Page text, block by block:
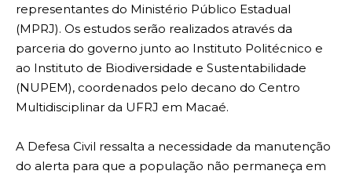
representantes do Ministério Público Estadual
(MPRJ). Os estudos serão realizados através da
parceria do governo junto ao Instituto Politécnico e
ao Instituto de Biodiversidade e Sustentabilidade
(NUPEM), coordenados pelo decano do Centro
Multidisciplinar da UFRJ em Macaé.
A Defesa Civil ressalta a necessidade da manutenção
do alerta para que a população não permaneça em